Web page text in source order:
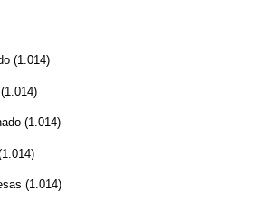
(1.014)
(1.014)
(1.014)
(1.014)